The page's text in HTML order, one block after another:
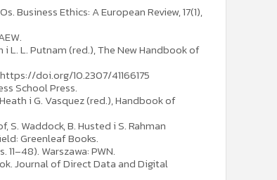
Ethics: A European Review, 17(1),
L. L. Putnam (red.), The New Handbook of
doi.org/10.2307/41166175
School Press.
i G. Vasquez (red.), Handbook of
Waddock, B. Husted i S. Rahman
Greenleaf Books.
Warszawa: PWN.
Journal of Direct Data and Digital